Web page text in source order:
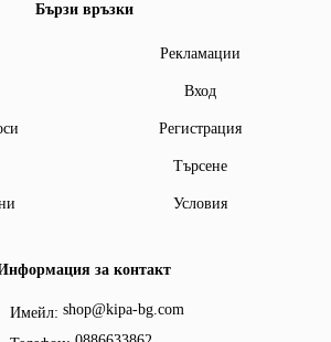
Бързи връзки
Рекламации
Вход
Регистрация
Търсене
Условия
за контакт
Имейл: shop@kipa-bg.com